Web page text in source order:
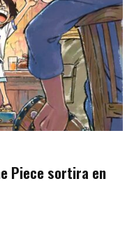
Piece sortira en